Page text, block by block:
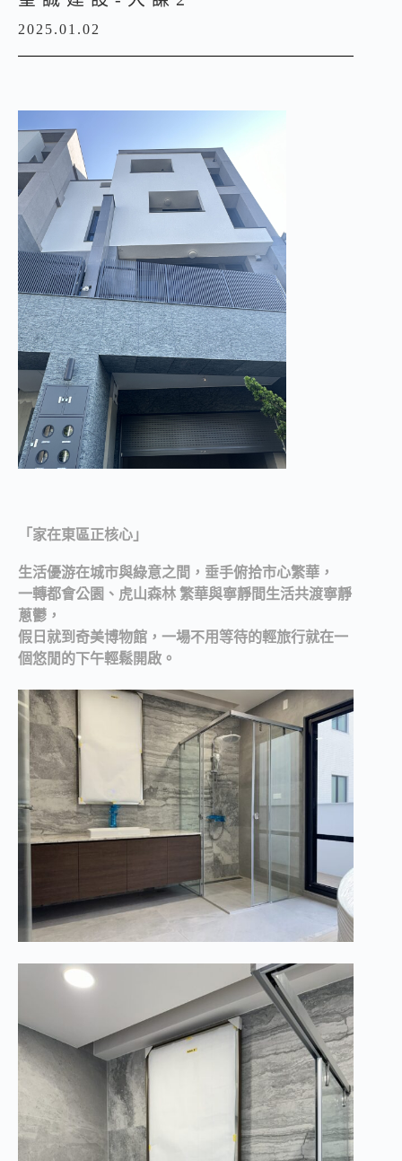
2025.01.02
「家在東區正核心」
生活優游在城市與綠意之間，垂手俯拾市心繁華，
一轉都會公園、虎山森林 繁華與寧靜間生活共渡寧靜
蔥鬱，
假日就到奇美博物館，一場不用等待的輕旅行就在一
個悠閒的下午輕鬆開啟。